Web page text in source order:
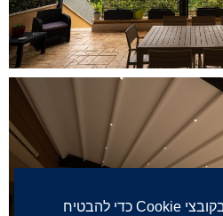
אתר זה משתמש בקובצי Cookie כדי להבטיח